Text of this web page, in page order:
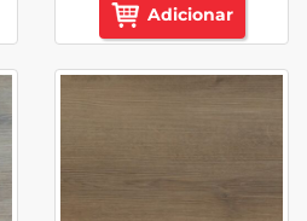
Adicionar